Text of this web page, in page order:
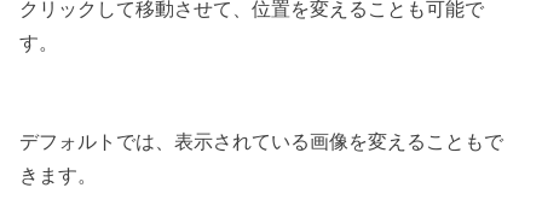
クリックして移動させて、位置を変えることも可能で
す。
デフォルトでは、表示されている画像を変えることもで
きます。